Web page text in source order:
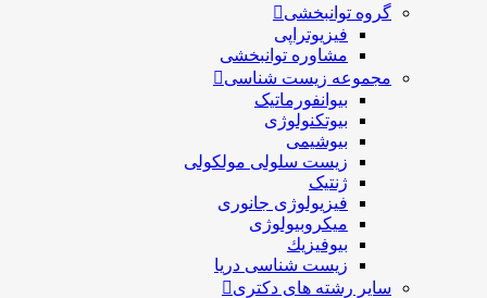
گروه توانبخشی
فیزیوتراپی
مشاوره توانبخشی
مجموعه زیست شناسی
بیوانفورماتیک
بیوتکنولوژی
بیوشیمی
زیست سلولی مولکولی
ژنتیک
فیزیولوژی جانوری
میکروبیولوژی
بيوفيزيك
زیست شناسی دریا
سایر رشته های دکتری